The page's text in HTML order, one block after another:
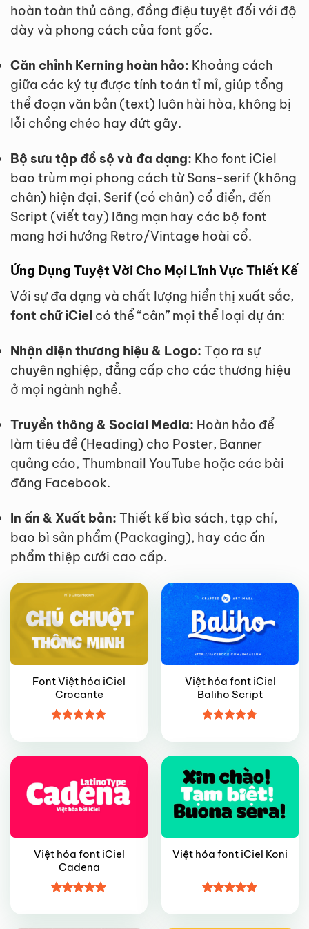
hoàn toàn thủ công, đồng điệu tuyệt đối với độ
dày và phong cách của font gốc.
Căn chỉnh Kerning hoàn hảo: Khoảng cách
giữa các ký tự được tính toán tỉ mỉ, giúp tổng
thể đoạn văn bản (text) luôn hài hòa, không bị
lỗi chồng chéo hay đứt gãy.
Bộ sưu tập đồ sộ và đa dạng: Kho font iCiel
bao trùm mọi phong cách từ Sans-serif (không
chân) hiện đại, Serif (có chân) cổ điển, đến
Script (viết tay) lãng mạn hay các bộ font
mang hơi hướng Retro/Vintage hoài cổ.
Ứng Dụng Tuyệt Vời Cho Mọi Lĩnh Vực Thiết Kế
Với sự đa dạng và chất lượng hiển thị xuất sắc,
font chữ iCiel có thể “cân” mọi thể loại dự án:
Nhận diện thương hiệu & Logo: Tạo ra sự
chuyên nghiệp, đẳng cấp cho các thương hiệu
ở mọi ngành nghề.
Truyền thông & Social Media: Hoàn hảo để
làm tiêu đề (Heading) cho Poster, Banner
quảng cáo, Thumbnail YouTube hoặc các bài
đăng Facebook.
In ấn & Xuất bản: Thiết kế bìa sách, tạp chí,
bao bì sản phẩm (Packaging), hay các ấn
phẩm thiệp cưới cao cấp.
FREE
Font Việt hóa iCiel
Crocante
hạng4.95
sao
Việt hóa font iCiel
Baliho Script
hạng4.75
sao
Việt hóa font iCiel
Cadena
hạng55
sao
Việt hóa font iCiel Koni
hạng4.85
sao